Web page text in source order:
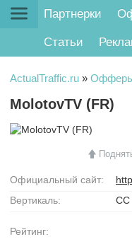
Партнерки
Статьи
ActualTraffic.ru »
MolotovTV (FR)
Официальный сайт:
Вертикаль:
Рейтинг: